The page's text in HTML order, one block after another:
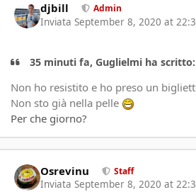
djbill Admin
Inviata September 8, 2020 at
35 minuti fa, Guglielmi ha scritto:
Non ho resistito e ho preso un
Non sto già nella pelle
Per che giorno?
Osrevinu Staff
Inviata September 8, 2020 at